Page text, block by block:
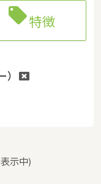
特徴
示中)